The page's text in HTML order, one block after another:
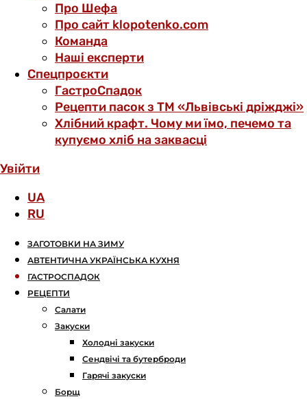
Про Шефа
Про сайт klopotenko.com
Команда
Наші експерти
Спецпроєкти
ГастроСпадок
Рецепти пасок з ТМ «Львівські дріжджі»
Хлібний крафт. Чому ми їмо, печемо та
купуємо хліб на заквасці
Увійти
UA
RU
ЗАГОТОВКИ НА ЗИМУ
АВТЕНТИЧНА УКРАЇНСЬКА КУХНЯ
ГАСТРОСПАДОК
РЕЦЕПТИ
Салати
Закуски
Холодні закуски
Сендвічі та бутерброди
Гарячі закуски
Борщ